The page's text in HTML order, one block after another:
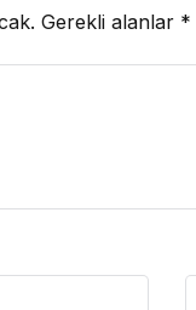
Gerekli alanlar *